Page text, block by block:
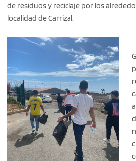
de residuos y reciclaje por los
localidad de Carrizal.